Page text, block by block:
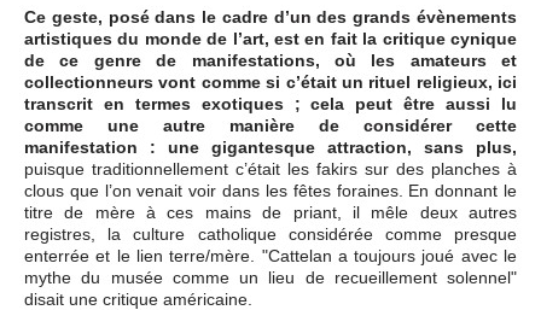
Ce geste, posé dans le cadre d’un des grands évènements
artistiques du monde de l’art, est en fait la critique cynique
de ce genre de manifestations, où les amateurs et
collectionneurs vont comme si c’était un rituel religieux, ici
transcrit en termes exotiques ; cela peut être aussi lu
comme une autre manière de considérer cette
manifestation : une gigantesque attraction, sans plus,
puisque traditionnellement c’était les fakirs sur des planches à
clous que l’on venait voir dans les fêtes foraines. En donnant le
titre de mère à ces mains de priant, il mêle deux autres
registres, la culture catholique considérée comme presque
enterrée et le lien terre/mère. "Cattelan a toujours joué avec le
mythe du musée comme un lieu de recueillement solennel"
disait une critique américaine.